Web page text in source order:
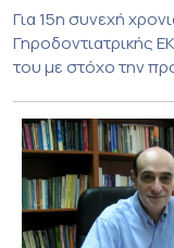
Για 15η συνεχή
Γηροδοντιατρικής
του με στόχο την
υποχρεωτικής
Γηροδοντιατρικής
εκπαιδευτικές
Πτωχοκομείο
ΑΜΕΑ Ενηλίκων
Γηριατρικής […]